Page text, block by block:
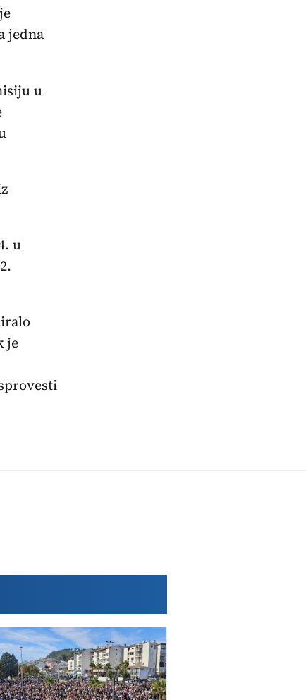
jedna
u
u
je